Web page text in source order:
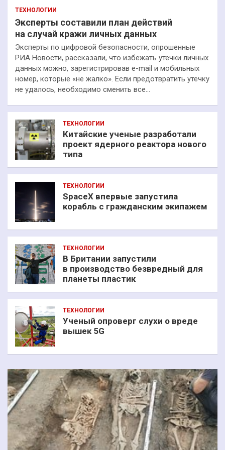
ТЕХНОЛОГИИ
Эксперты составили план действий
на случай кражи личных данных
Эксперты по цифровой безопасности, опрошенные
РИА Новости, рассказали, что избежать утечки личных
данных можно, зарегистрировав e-mail и мобильных
номер, которые «не жалко». Если предотвратить утечку
не удалось, необходимо сменить все…
ТЕХНОЛОГИИ
Китайские ученые разработали
проект ядерного реактора нового
типа
ТЕХНОЛОГИИ
SpaceX впервые запустила
корабль с гражданским экипажем
ТЕХНОЛОГИИ
В Британии запустили
в производство безвредный для
планеты пластик
ТЕХНОЛОГИИ
Ученый опроверг слухи о вреде
вышек 5G